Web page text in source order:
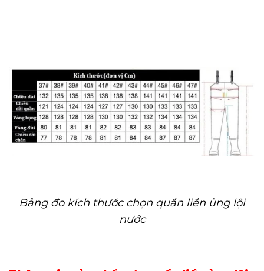
Bảng đo kích thước chọn quần liền ủng lội
nước